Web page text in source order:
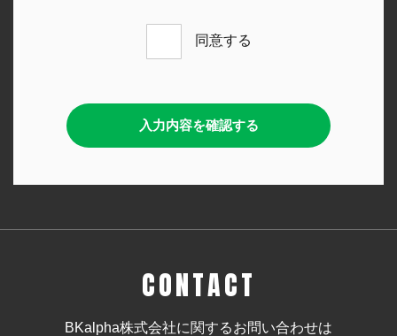
同意する
CONTACT
BKalpha株式会社に関するお問い合わせは